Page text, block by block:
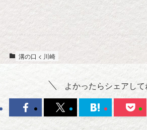
溝の口 < 川崎
よかったらシェアして